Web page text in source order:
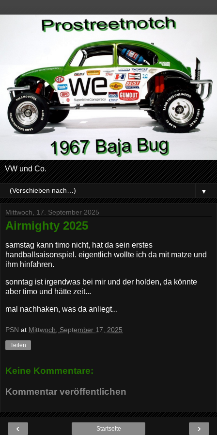
VW und Co.
▼
Mittwoch, 17. September 2025
Airmighty 2025
samstag kann timo nicht, hat da sein erstes
handballsaisonspiel. eigentlich wollte ich da mit matze und
ihm hinfahren.
sonntag ist irgendwas bei mir und der holden, da könnte
aber timo und hätte zeit...
mal nachhaken, was da anliegt...
PSN at Mittwoch, September 17, 2025
Teilen
Keine Kommentare:
Kommentar veröffentlichen
‹ ›
Startseite